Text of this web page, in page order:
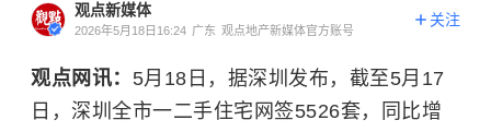
观点新媒体
2026年5月18日16:24 广东 观点地产新媒体官方账号
关注
观点网讯： 5月18日，据深圳发布，截至5月17
日，深圳全市一二手住宅网签5526套，同比增